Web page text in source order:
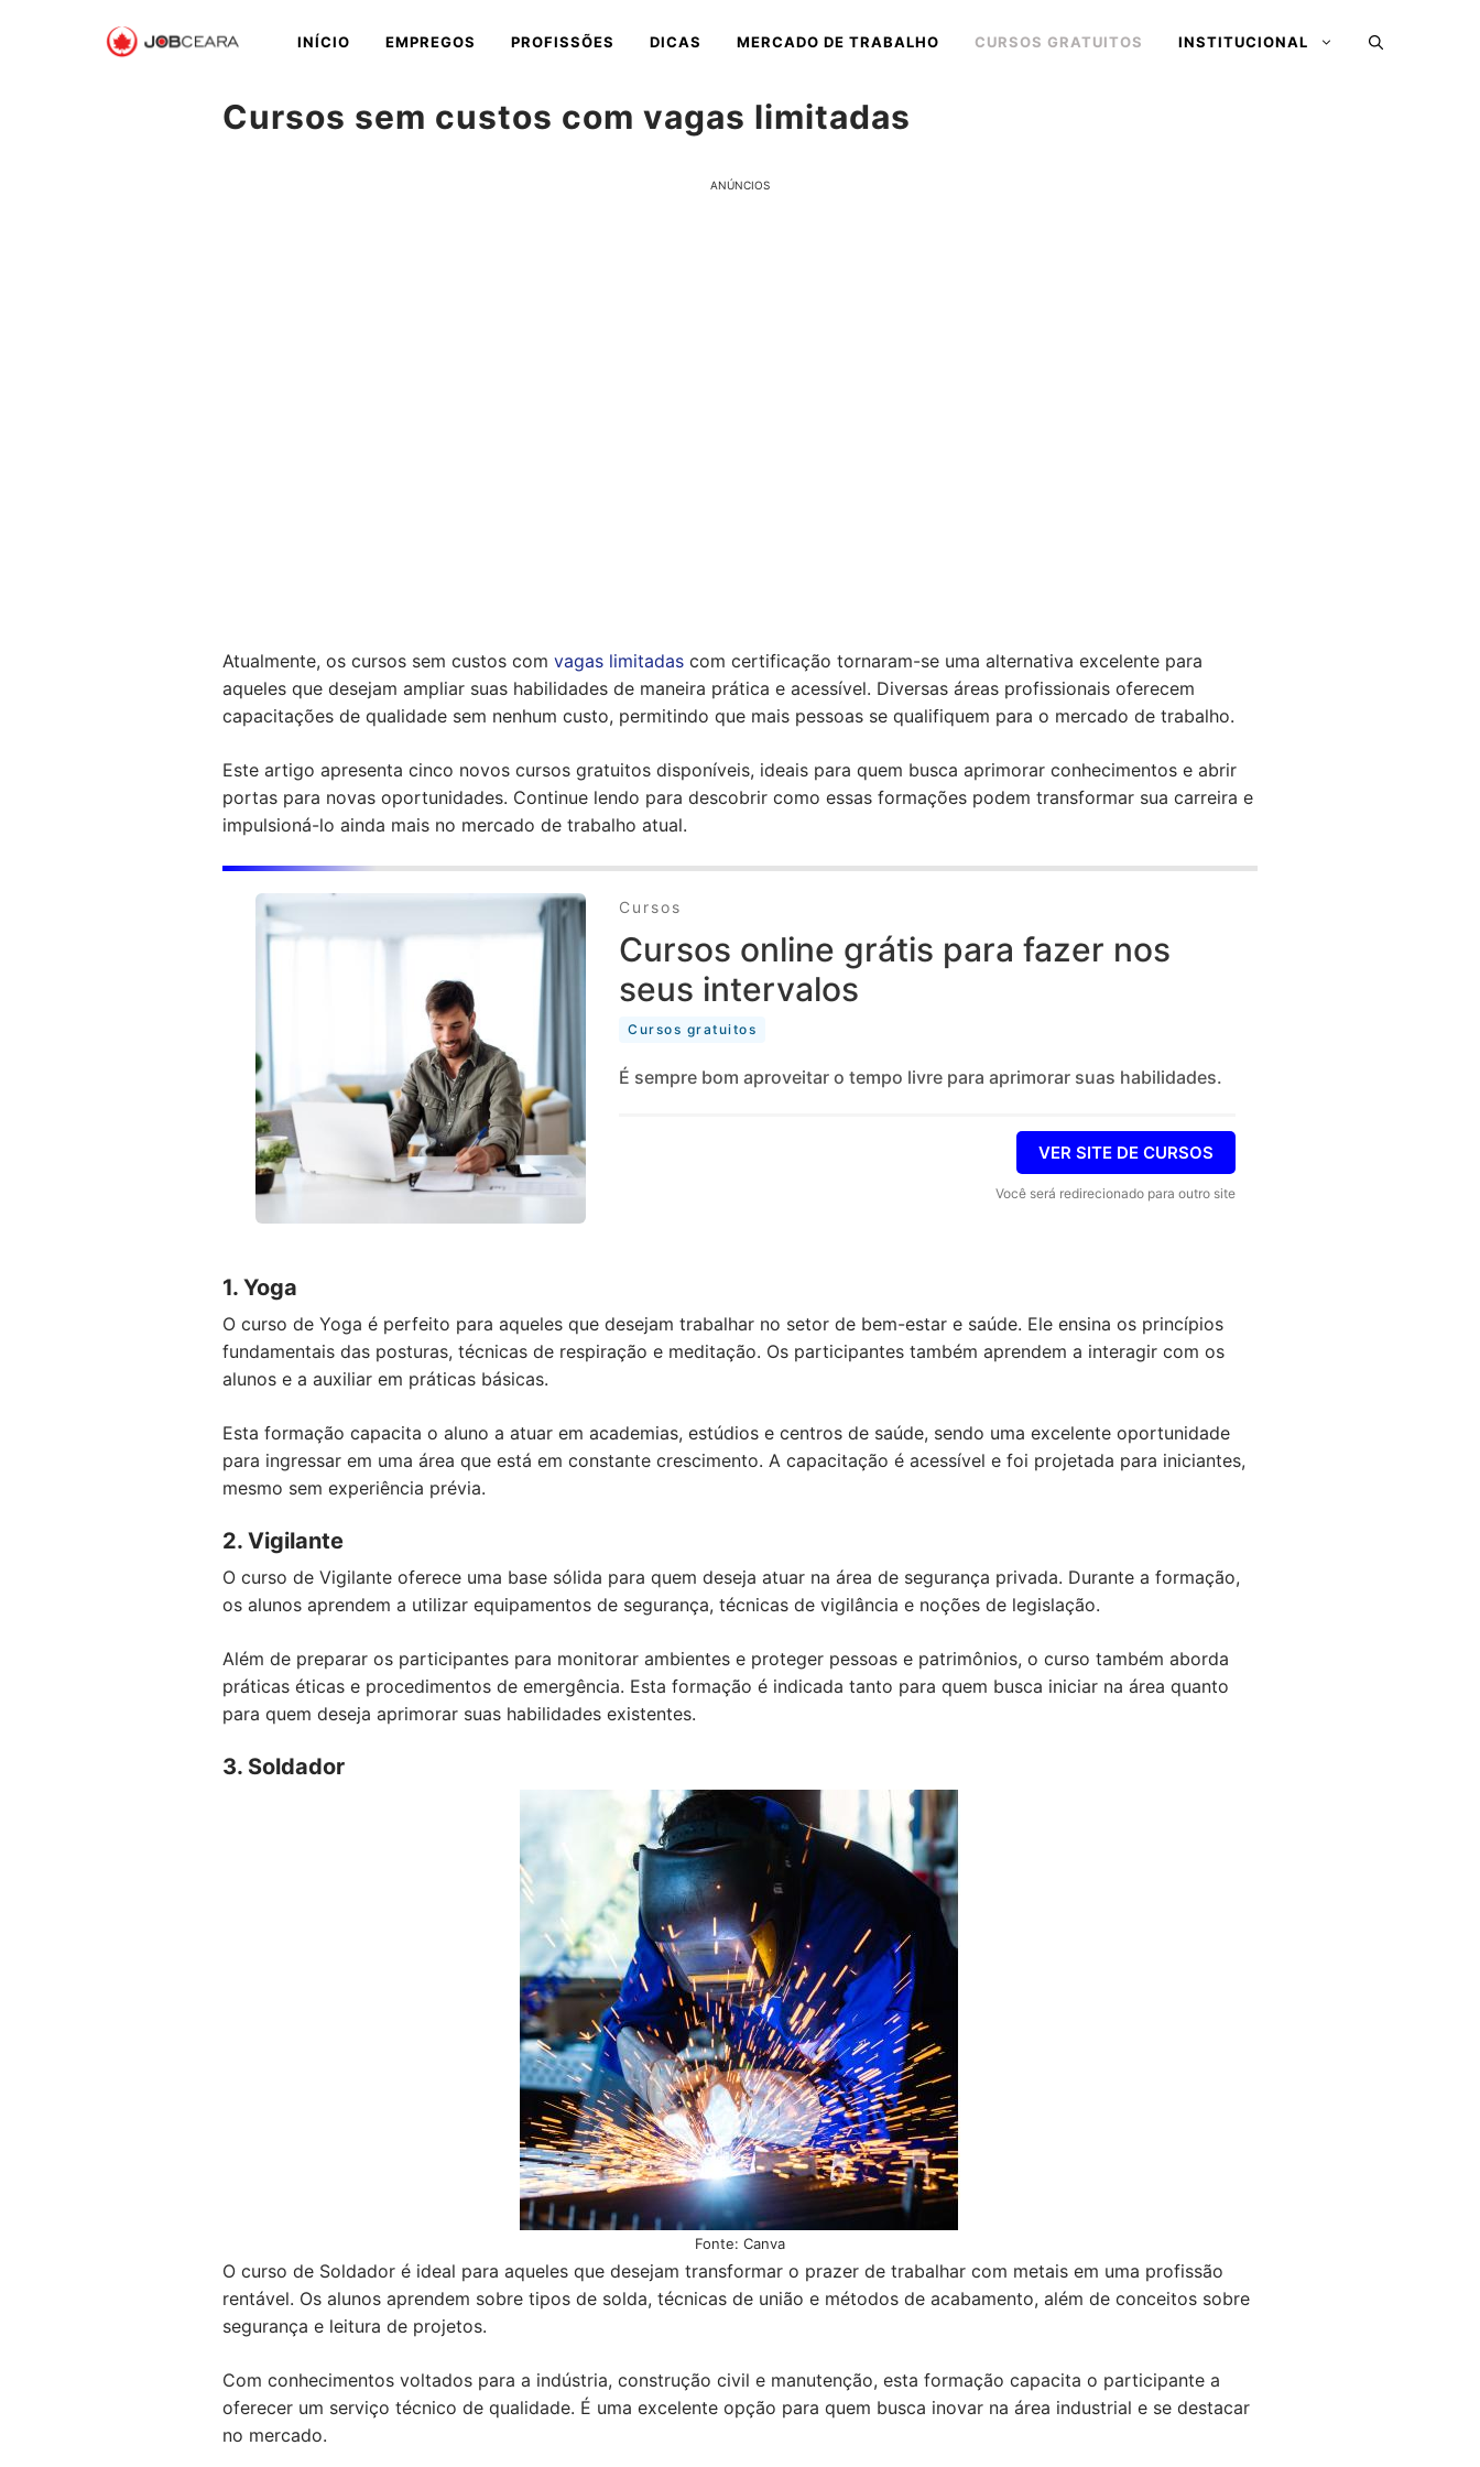
INÍCIO EMPREGOS PROFISSÕES DICAS MERCADO DE TRABALHO CURSOS GRATUITOS INSTITUCIONAL
Cursos sem custos com vagas limitadas
ANÚNCIOS
Atualmente, os cursos sem custos com vagas limitadas com certificação tornaram-se uma alternativa excelente para
aqueles que desejam ampliar suas habilidades de maneira prática e acessível. Diversas áreas profissionais oferecem
capacitações de qualidade sem nenhum custo, permitindo que mais pessoas se qualifiquem para o mercado de trabalho.
Este artigo apresenta cinco novos cursos gratuitos disponíveis, ideais para quem busca aprimorar conhecimentos e abrir
portas para novas oportunidades. Continue lendo para descobrir como essas formações podem transformar sua carreira e
impulsioná-lo ainda mais no mercado de trabalho atual.
Cursos
Cursos online grátis para fazer nos
seus intervalos
Cursos gratuitos
É sempre bom aproveitar o tempo livre para aprimorar suas habilidades.
VER SITE DE CURSOS
Você será redirecionado para outro site
1. Yoga
O curso de Yoga é perfeito para aqueles que desejam trabalhar no setor de bem-estar e saúde. Ele ensina os princípios
fundamentais das posturas, técnicas de respiração e meditação. Os participantes também aprendem a interagir com os
alunos e a auxiliar em práticas básicas.
Esta formação capacita o aluno a atuar em academias, estúdios e centros de saúde, sendo uma excelente oportunidade
para ingressar em uma área que está em constante crescimento. A capacitação é acessível e foi projetada para iniciantes,
mesmo sem experiência prévia.
2. Vigilante
O curso de Vigilante oferece uma base sólida para quem deseja atuar na área de segurança privada. Durante a formação,
os alunos aprendem a utilizar equipamentos de segurança, técnicas de vigilância e noções de legislação.
Além de preparar os participantes para monitorar ambientes e proteger pessoas e patrimônios, o curso também aborda
práticas éticas e procedimentos de emergência. Esta formação é indicada tanto para quem busca iniciar na área quanto
para quem deseja aprimorar suas habilidades existentes.
3. Soldador
Fonte: Canva
O curso de Soldador é ideal para aqueles que desejam transformar o prazer de trabalhar com metais em uma profissão
rentável. Os alunos aprendem sobre tipos de solda, técnicas de união e métodos de acabamento, além de conceitos sobre
segurança e leitura de projetos.
Com conhecimentos voltados para a indústria, construção civil e manutenção, esta formação capacita o participante a
oferecer um serviço técnico de qualidade. É uma excelente opção para quem busca inovar na área industrial e se destacar
no mercado.